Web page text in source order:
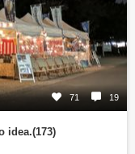
71 19
idea.(173)